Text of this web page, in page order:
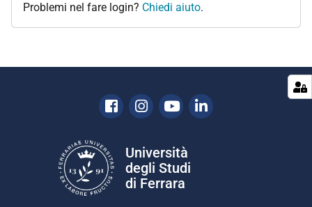
Problemi nel fare login? Chiedi aiuto.
Facebook
Instagram
YoutubeLinkedin
Università
degli Studi
di Ferrara